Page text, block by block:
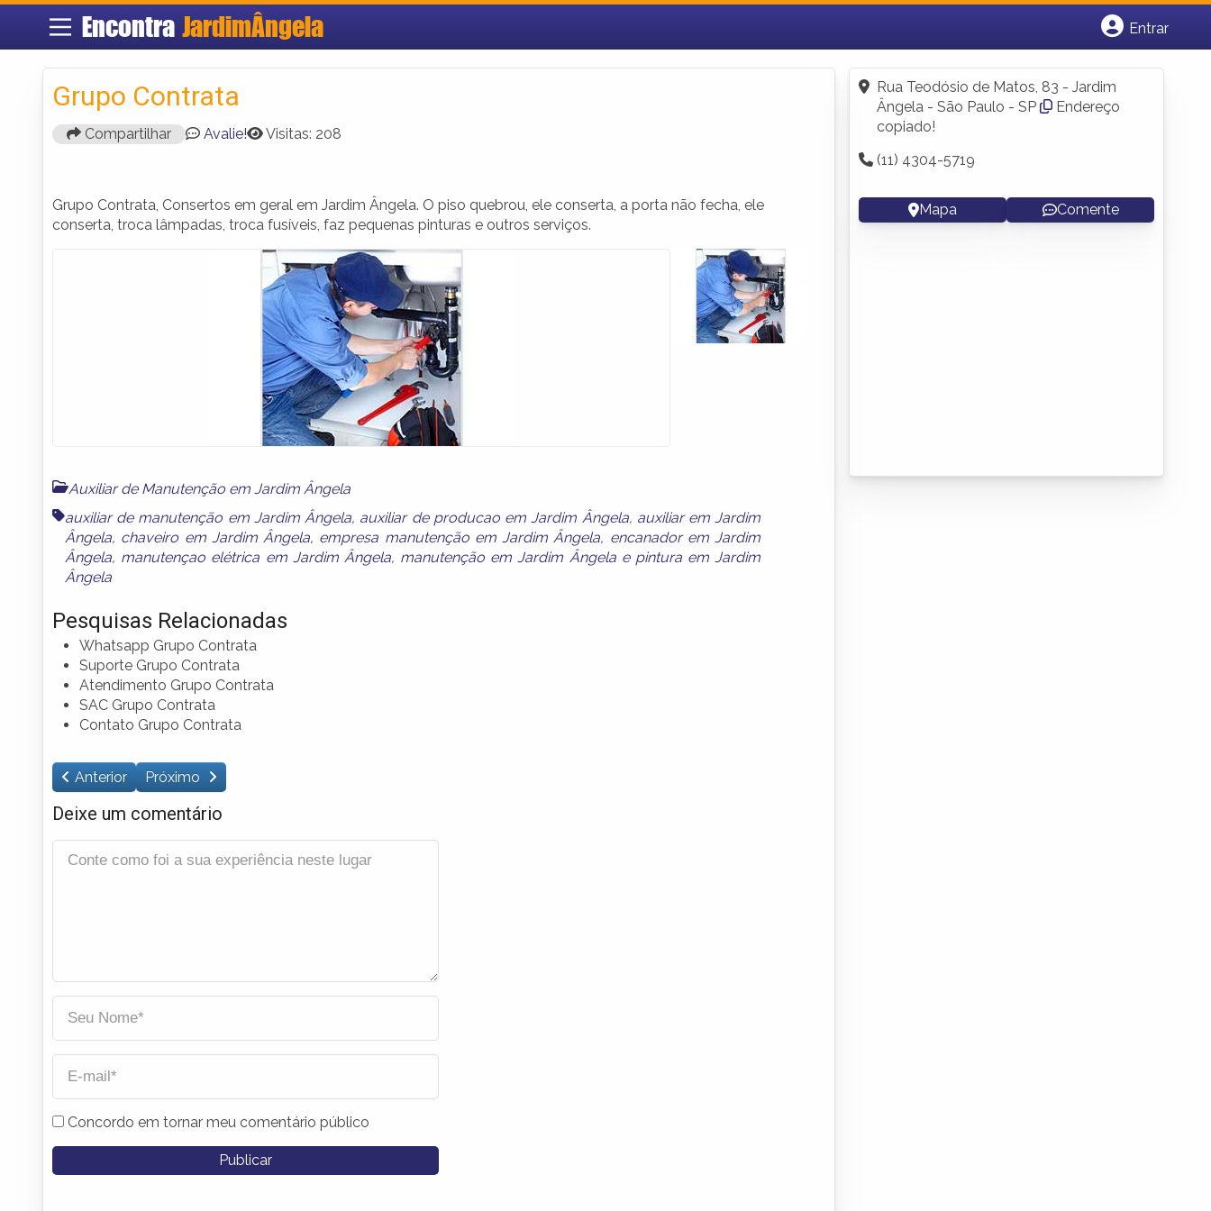
Encontra JardimÂngela
Entrar
Fazer login
Criar conta
Grupo Contrata
Compartilhar Avalie! Visitas: 208
Grupo Contrata, Consertos em geral em Jardim Ângela. O piso quebrou, ele conserta, a porta não fecha, ele
conserta, troca lâmpadas, troca fusíveis, faz pequenas pinturas e outros serviços.
Auxiliar de Manutenção em Jardim Ângela
auxiliar de manutenção em Jardim Ângela, auxiliar de producao em Jardim Ângela, auxiliar em Jardim
Ângela, chaveiro em Jardim Ângela, empresa manutenção em Jardim Ângela, encanador em Jardim
Ângela, manutençao elétrica em Jardim Ângela, manutenção em Jardim Ângelae pintura em Jardim
Ângela
Pesquisas Relacionadas
Whatsapp Grupo Contrata
Suporte Grupo Contrata
Atendimento Grupo Contrata
SAC Grupo Contrata
Contato Grupo Contrata
Anterior Próximo
Deixe um comentário
Concordo em tornar meu comentário público
Rua Teodósio de Matos, 83 - Jardim
Ângela - São Paulo - SP
Endereço
copiado!
(11) 4304-5719
Mapa Comente